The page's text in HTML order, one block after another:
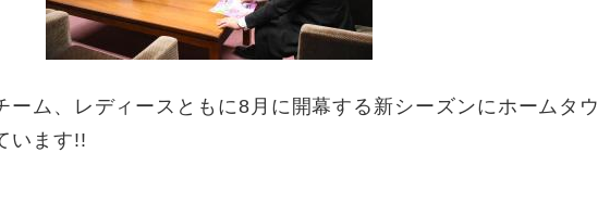
ーム、レディースともに8月に開幕する新シーズンにホームタウ
います!!